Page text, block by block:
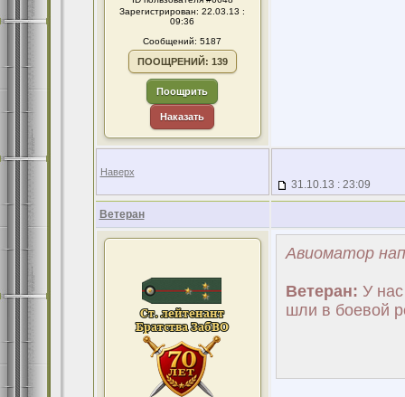
Зарегистрирован: 22.03.13 :
09:36
Сообщений: 5187
ПООЩРЕНИЙ: 139
Поощрить
Наказать
Наверх
31.10.13 : 23:09
Ветеран
Авиоматор
Ветеран: У
шли в боевой